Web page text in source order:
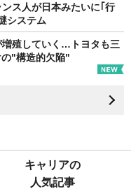
ス人が日本みたいに｢行
システム
増殖していく…トヨタも三
"構造的欠陥"
キャリアの
人気記事